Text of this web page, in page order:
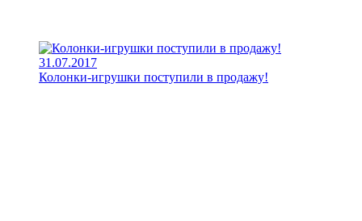
31.07.2017
Колонки-игрушки поступили в продажу!